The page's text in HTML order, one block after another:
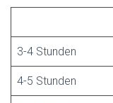
3-4 Stunden
4-5 Stunden